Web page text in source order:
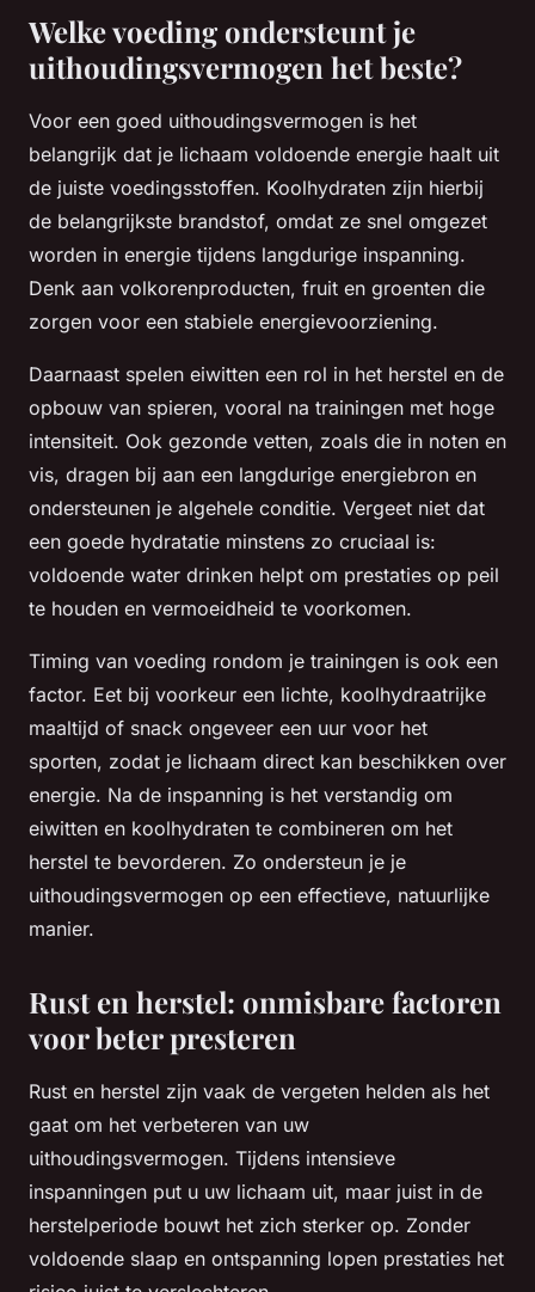
Welke voeding ondersteunt je
uithoudingsvermogen het beste?
Voor een goed uithoudingsvermogen is het
belangrijk dat je lichaam voldoende energie haalt uit
de juiste voedingsstoffen. Koolhydraten zijn hierbij
de belangrijkste brandstof, omdat ze snel omgezet
worden in energie tijdens langdurige inspanning.
Denk aan volkorenproducten, fruit en groenten die
zorgen voor een stabiele energievoorziening.
Daarnaast spelen eiwitten een rol in het herstel en de
opbouw van spieren, vooral na trainingen met hoge
intensiteit. Ook gezonde vetten, zoals die in noten en
vis, dragen bij aan een langdurige energiebron en
ondersteunen je algehele conditie. Vergeet niet dat
een goede hydratatie minstens zo cruciaal is:
voldoende water drinken helpt om prestaties op peil
te houden en vermoeidheid te voorkomen.
Timing van voeding rondom je trainingen is ook een
factor. Eet bij voorkeur een lichte, koolhydraatrijke
maaltijd of snack ongeveer een uur voor het
sporten, zodat je lichaam direct kan beschikken over
energie. Na de inspanning is het verstandig om
eiwitten en koolhydraten te combineren om het
herstel te bevorderen. Zo ondersteun je je
uithoudingsvermogen op een effectieve, natuurlijke
manier.
Rust en herstel: onmisbare factoren
voor beter presteren
Rust en herstel zijn vaak de vergeten helden als het
gaat om het verbeteren van uw
uithoudingsvermogen. Tijdens intensieve
inspanningen put u uw lichaam uit, maar juist in de
herstelperiode bouwt het zich sterker op. Zonder
voldoende slaap en ontspanning lopen prestaties het